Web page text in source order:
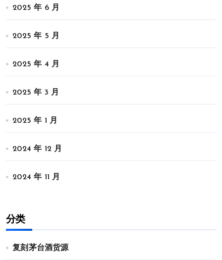
2025 年 6 月
2025 年 5 月
2025 年 4 月
2025 年 3 月
2025 年 1 月
2024 年 12 月
2024 年 11 月
分类
复刻茅台酒货源